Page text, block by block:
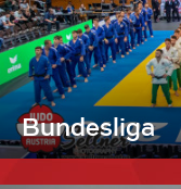
Bundesliga